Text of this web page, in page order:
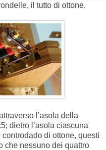
il tutto di ottone.
l’asola della
dietro l’asola ciascuna
di ottone, questi
che nessuno dei quattro